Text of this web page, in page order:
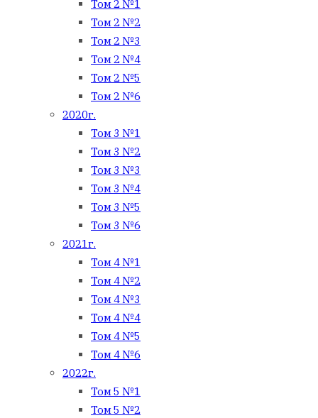
Том 2 №1
Том 2 №2
Том 2 №3
Том 2 №4
Том 2 №5
Том 2 №6
2020г.
Том 3 №1
Том 3 №2
Том 3 №3
Том 3 №4
Том 3 №5
Том 3 №6
2021г.
Том 4 №1
Том 4 №2
Том 4 №3
Том 4 №4
Том 4 №5
Том 4 №6
2022г.
Том 5 №1
Том 5 №2